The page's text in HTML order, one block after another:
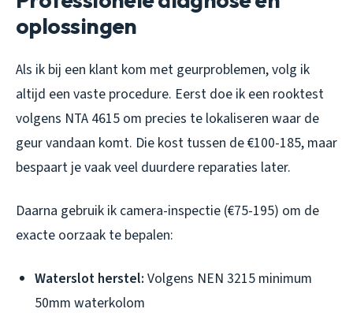
oplossingen
Als ik bij een klant kom met geurproblemen, volg ik
altijd een vaste procedure. Eerst doe ik een rooktest
volgens NTA 4615 om precies te lokaliseren waar de
geur vandaan komt. Die kost tussen de €100-185, maar
bespaart je vaak veel duurdere reparaties later.
Daarna gebruik ik camera-inspectie (€75-195) om de
exacte oorzaak te bepalen:
Waterslot herstel: Volgens NEN 3215 minimum
50mm waterkolom